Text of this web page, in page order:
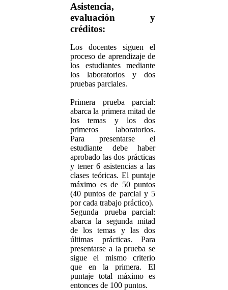
Asistencia,
evaluación y
créditos:
Los docentes siguen el
proceso de aprendizaje de
los estudiantes mediante
los laboratorios y dos
pruebas parciales.
Primera prueba parcial:
abarca la primera mitad de
los temas y los dos
primeros laboratorios.
Para presentarse el
estudiante debe haber
aprobado las dos prácticas
y tener 6 asistencias a las
clases teóricas. El puntaje
máximo es de 50 puntos
(40 puntos de parcial y 5
por cada trabajo práctico).
Segunda prueba parcial:
abarca la segunda mitad
de los temas y las dos
últimas prácticas. Para
presentarse a la prueba se
sigue el mismo criterio
que en la primera. El
puntaje total máximo es
entonces de 100 puntos.